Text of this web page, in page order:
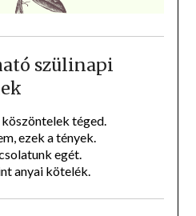
szülinapi
téged.
ezek a tények.
egét.
anyai kötelék.